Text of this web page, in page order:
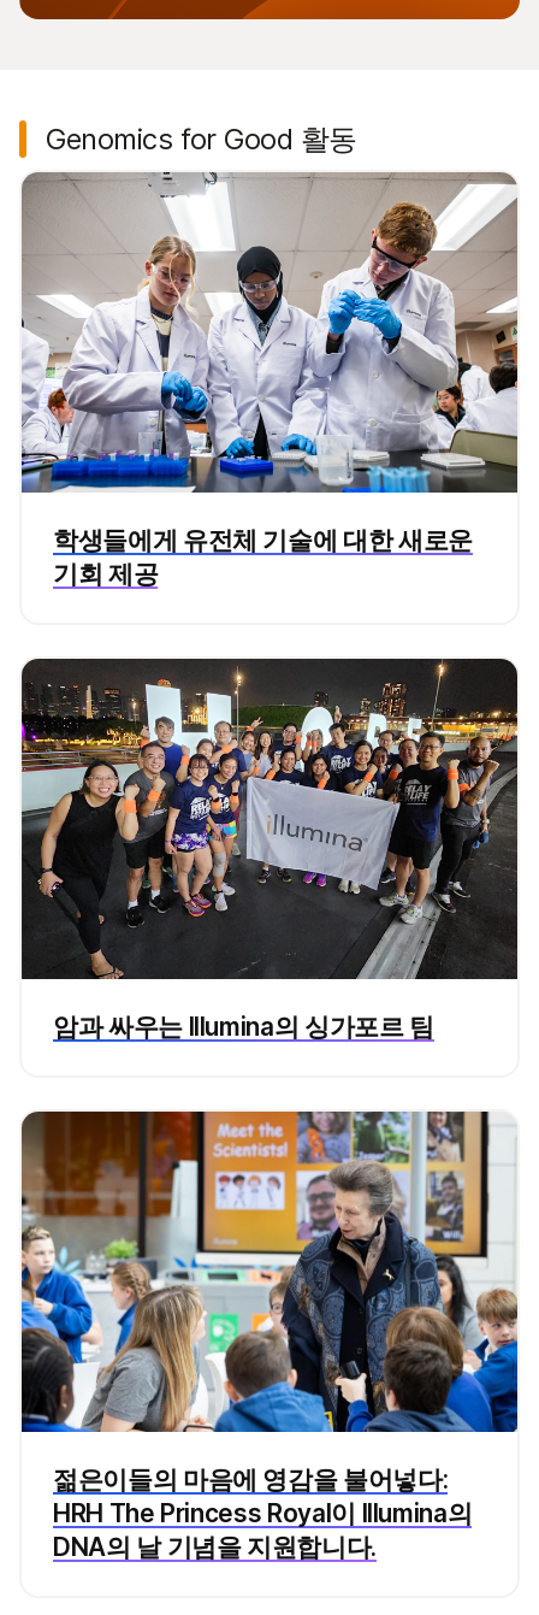
Genomics for Good 활동
학생들에게 유전체 기술에 대한 새로운
기회 제공
암과 싸우는 Illumina의 싱가포르 팀
젊은이들의 마음에 영감을 불어넣다:
HRH The Princess Royal이 Illumina의
DNA의 날 기념을 지원합니다.